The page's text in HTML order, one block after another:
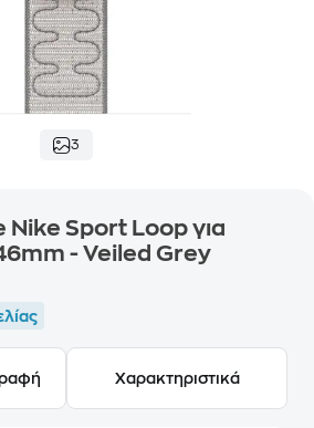
3
Nike Sport Loop για
- Veiled Grey
Χαρακτηριστικά